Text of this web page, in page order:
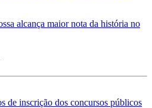
alcança maior nota da história no
de inscrição dos concursos públicos